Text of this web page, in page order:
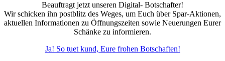
Beauftragt jetzt unseren Digital- Botschafter!
Wir schicken ihn postblitz des Weges, um Euch über Spar-Aktionen,
aktuellen Informationen zu Öffnungszeiten sowie Neuerungen Eurer
Schänke zu informieren.
Ja! So tuet kund, Eure frohen Botschaften!